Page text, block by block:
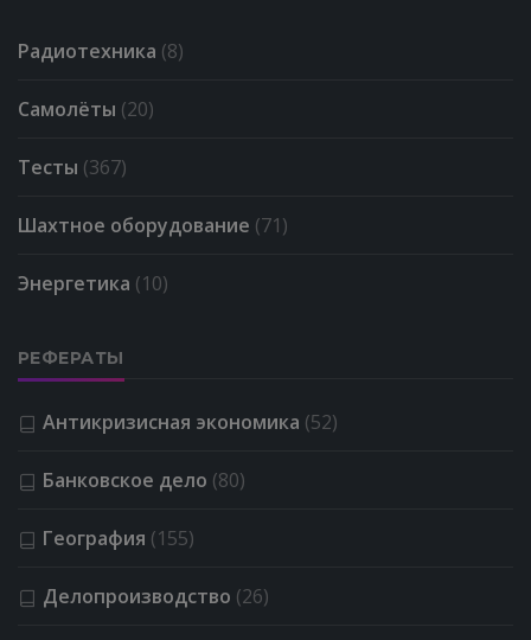
Радиотехника (8)
Самолёты (20)
Тесты (367)
Шахтное оборудование (71)
Энергетика (10)
РЕФЕРАТЫ
Антикризисная экономика (52)
Банковское дело (80)
География (155)
Делопроизводство (26)